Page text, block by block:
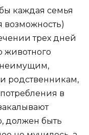
каждая семья
возможность)
трех дней
животного
неимущим,
родственникам,
в
должен быть